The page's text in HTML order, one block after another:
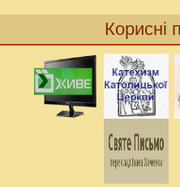
Корисні